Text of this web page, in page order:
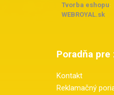
Tvorba eshopu:
WEBROYAL.sk
Poradňa
Kontakt
Reklamačný